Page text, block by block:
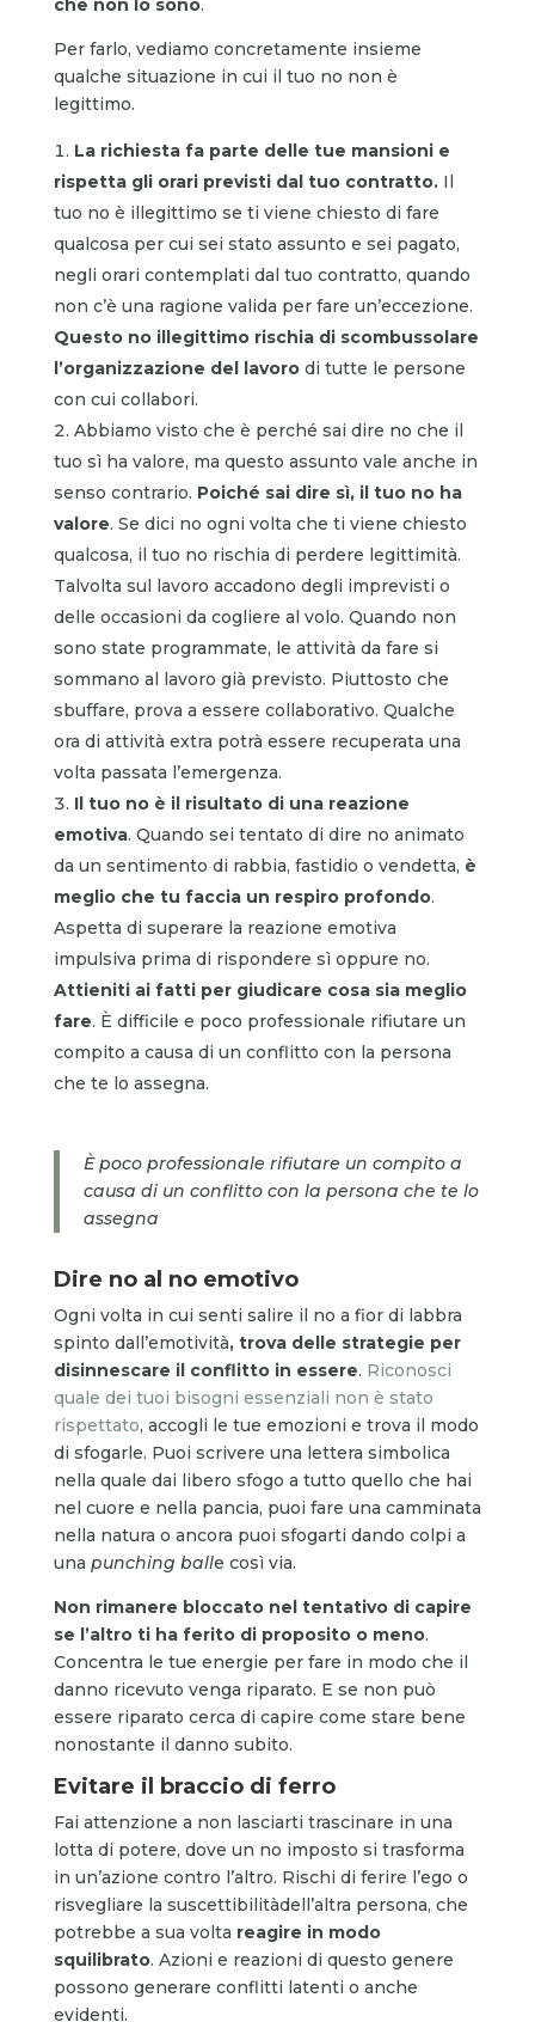
che non lo sono.
Per farlo, vediamo concretamente insieme
qualche situazione in cui il tuo no non è
legittimo.
La richiesta fa parte delle tue mansioni e
rispetta gli orari previsti dal tuo contratto. Il
tuo no è illegittimo se ti viene chiesto di fare
qualcosa per cui sei stato assunto e sei pagato,
negli orari contemplati dal tuo contratto, quando
non c’è una ragione valida per fare un’eccezione.
Questo no illegittimo rischia di scombussolare
l’organizzazione del lavoro di tutte le persone
con cui collabori.
Abbiamo visto che è perché sai dire no che il
tuo sì ha valore, ma questo assunto vale anche in
senso contrario. Poiché sai dire sì, il tuo no ha
valore. Se dici no ogni volta che ti viene chiesto
qualcosa, il tuo no rischia di perdere legittimità.
Talvolta sul lavoro accadono degli imprevisti o
delle occasioni da cogliere al volo. Quando non
sono state programmate, le attività da fare si
sommano al lavoro già previsto. Piuttosto che
sbuffare, prova a essere collaborativo. Qualche
ora di attività extra potrà essere recuperata una
volta passata l’emergenza.
Il tuo no è il risultato di una reazione
emotiva. Quando sei tentato di dire no animato
da un sentimento di rabbia, fastidio o vendetta, è
meglio che tu faccia un respiro profondo.
Aspetta di superare la reazione emotiva
impulsiva prima di rispondere sì oppure no.
Attieniti ai fatti per giudicare cosa sia meglio
fare. È difficile e poco professionale rifiutare un
compito a causa di un conflitto con la persona
che te lo assegna.
È poco professionale rifiutare un compito a
causa di un conflitto con la persona che te lo
assegna
Dire no al no emotivo
Ogni volta in cui senti salire il no a fior di labbra
spinto dall’emotività, trova delle strategie per
disinnescare il conflitto in essere. Riconosci
quale dei tuoi bisogni essenziali non è stato
rispettato, accogli le tue emozioni e trova il modo
di sfogarle. Puoi scrivere una lettera simbolica
nella quale dai libero sfogo a tutto quello che hai
nel cuore e nella pancia, puoi fare una camminata
nella natura o ancora puoi sfogarti dando colpi a
una punching balle così via.
Non rimanere bloccato nel tentativo di capire
se l’altro ti ha ferito di proposito o meno.
Concentra le tue energie per fare in modo che il
danno ricevuto venga riparato. E se non può
essere riparato cerca di capire come stare bene
nonostante il danno subito.
Evitare il braccio di ferro
Fai attenzione a non lasciarti trascinare in una
lotta di potere, dove un no imposto si trasforma
in un’azione contro l’altro. Rischi di ferire l’ego o
risvegliare la suscettibilitàdell’altra persona, che
potrebbe a sua volta reagire in modo
squilibrato. Azioni e reazioni di questo genere
possono generare conflitti latenti o anche
evidenti.